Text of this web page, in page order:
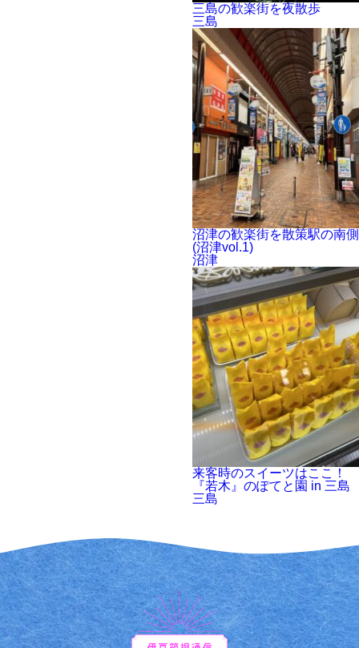
三島の歓楽街を夜散歩
三島
沼津の歓楽街を散策駅の南側
(沼津vol.1)
沼津
来客時のスイーツはここ！
『若木』のぽてと園 in 三島
三島